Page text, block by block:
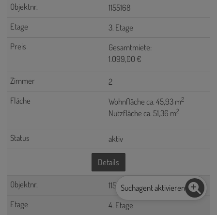
1155168
3. Etage
Gesamtmiete:
1.099,00 €
2
Wohnfläche ca. 45,93 m2
Nutzfläche ca. 51,36 m2
aktiv
Details
1155174
4. Etage
Suchagent aktivieren